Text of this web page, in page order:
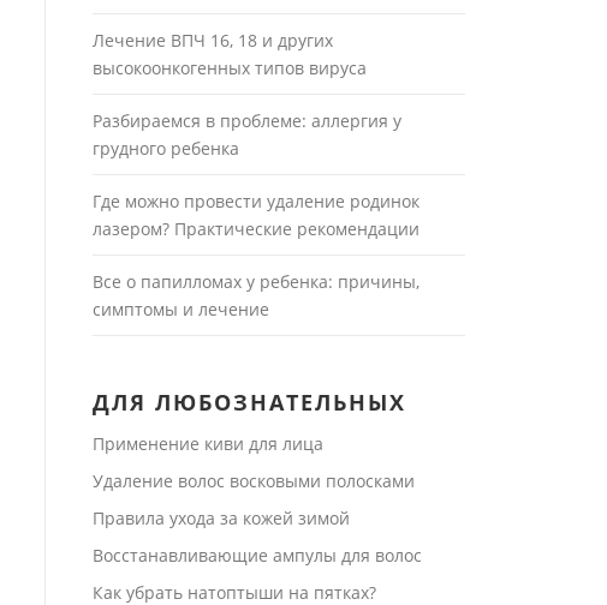
Лечение ВПЧ 16, 18 и других
высокоонкогенных типов вируса
Разбираемся в проблеме: аллергия у
грудного ребенка
Где можно провести удаление родинок
лазером? Практические рекомендации
Все о папилломах у ребенка: причины,
симптомы и лечение
ДЛЯ ЛЮБОЗНАТЕЛЬНЫХ
Применение киви для лица
Удаление волос восковыми полосками
Правила ухода за кожей зимой
Восстанавливающие ампулы для волос
Как убрать натоптыши на пятках?